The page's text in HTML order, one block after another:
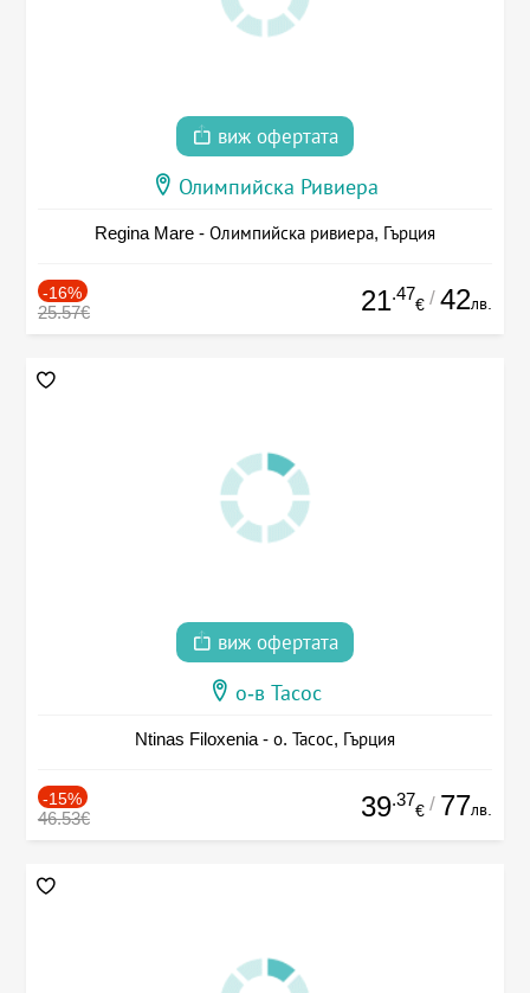
виж офертата
Олимпийска Ривиера
Regina Mare - Олимпийска ривиера, Гърция
-16%
25.57€ 21.47
€ / 42лв.
виж офертата
о-в Тасос
Ntinas Filoxenia - о. Тасос, Гърция
-15%
46.53€ 39.37
€ / 77лв.